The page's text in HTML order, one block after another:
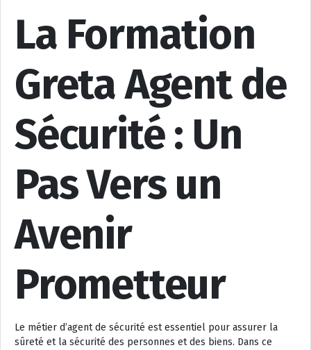
La Formation
Greta Agent de
Sécurité : Un
Pas Vers un
Avenir
Prometteur
Le métier d’agent de sécurité est essentiel pour assurer la
sûreté et la sécurité des personnes et des biens. Dans ce